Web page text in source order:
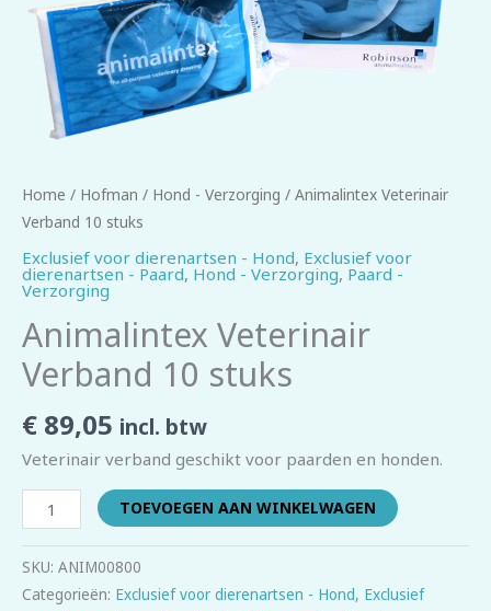
Home / Hofman / Hond - Verzorging / Animalintex Veterinair
Verband 10 stuks
Exclusief voor dierenartsen - Hond, Exclusief voor
dierenartsen - Paard, Hond - Verzorging, Paard -
Verzorging
Animalintex Veterinair
Verband 10 stuks
€ 89,05 incl. btw
Veterinair verband geschikt voor paarden en honden.
TOEVOEGEN AAN WINKELWAGEN
SKU: ANIM00800
Categorieën: Exclusief voor dierenartsen - Hond, Exclusief